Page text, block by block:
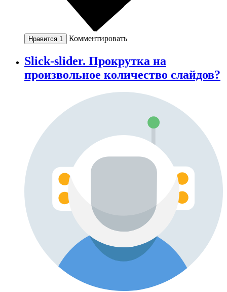
Нравится 1 Комментировать
Slick-slider. Прокрутка на
произвольное количество слайдов?